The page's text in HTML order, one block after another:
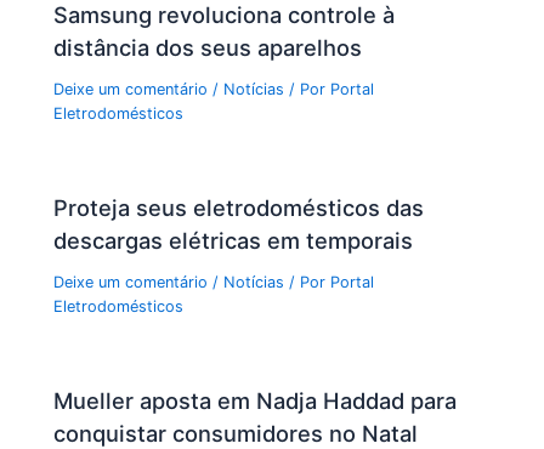
Samsung revoluciona controle à
distância dos seus aparelhos
Deixe um comentário / Notícias / Por Portal
Eletrodomésticos
Proteja seus eletrodomésticos das
descargas elétricas em temporais
Deixe um comentário / Notícias / Por Portal
Eletrodomésticos
Mueller aposta em Nadja Haddad para
conquistar consumidores no Natal